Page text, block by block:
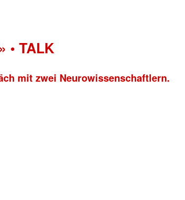
• TALK
mit zwei Neurowissenschaftlern.